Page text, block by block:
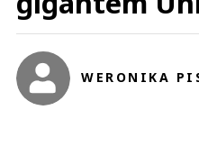
WERONIKA